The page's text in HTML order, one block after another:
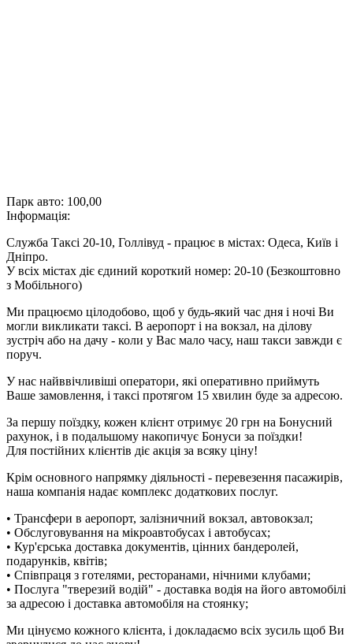
Парк авто: 100,00
Інформація:
Служба Таксі 20-10, Голлівуд - працює в містах: Одеса, Київ і
Дніпро.
У всіх містах діє єдиний короткий номер: 20-10 (Безкоштовно
з Мобільного)
Ми працюємо цілодобово, щоб у будь-який час дня і ночі Ви
могли викликати таксі. В аеропорт і на вокзал, на ділову
зустріч або на дачу - коли у Вас мало часу, наш такси завжди є
поруч.
У нас найввічливіші оператори, які оперативно приймуть
Ваше замовлення, і таксі протягом 15 хвилин буде за адресою.
За першу поїздку, кожен клієнт отримує 20 грн на Бонусний
рахунок, і в подальшому накопичує Бонуси за поїздки!
Для постійних клієнтів діє акція за всяку ціну!
Крім основного напрямку діяльності - перевезення пасажирів,
наша компанія надає комплекс додаткових послуг.
• Трансфери в аеропорт, залізничний вокзал, автовокзал;
• Обслуговування на мікроавтобусах і автобусах;
• Кур'єрська доставка документів, цінних бандеролей,
подарунків, квітів;
• Співпраця з готелями, ресторанами, нічними клубами;
• Послуга "тверезий водій" - доставка водія на його автомобілі
за адресою і доставка автомобіля на стоянку;
Ми цінуємо кожного клієнта, і докладаємо всіх зусиль щоб Ви